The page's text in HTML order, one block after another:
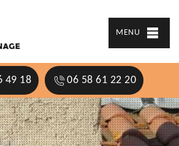
MENU
49 18 06 58 61 22 20